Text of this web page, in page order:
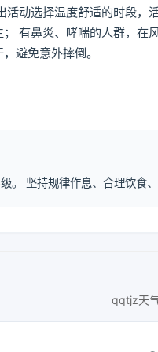
动选择温度舒适的时段
有鼻炎、哮喘的人群，
避免意外摔倒。
坚持规律作息、合理饮食、
qqtjz天